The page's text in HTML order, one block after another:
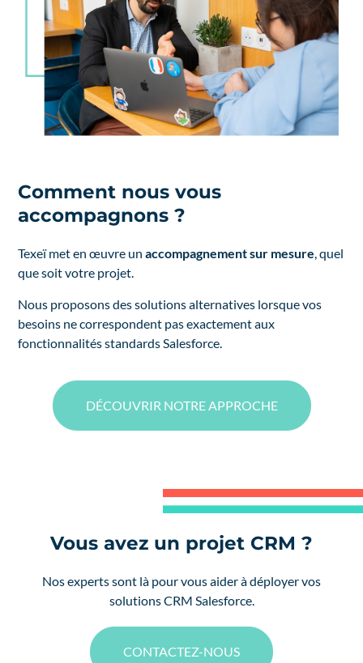
Comment nous vous
accompagnons ?
Texeï met en œuvre unaccompagnement sur mesure, quel
que soit votre projet.
Nous proposons des solutions alternatives lorsque vos
besoins ne correspondent pas exactement aux
fonctionnalités standards Salesforce.
DÉCOUVRIR NOTRE APPROCHE
Vous avez un projet CRM ?
Nos experts sont là pour vous aider à déployer vos
solutions CRM Salesforce.
CONTACTEZ-NOUS